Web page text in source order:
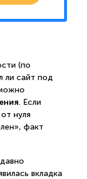
(по
ли сайт под
. Если
нуля
факт
вкладка